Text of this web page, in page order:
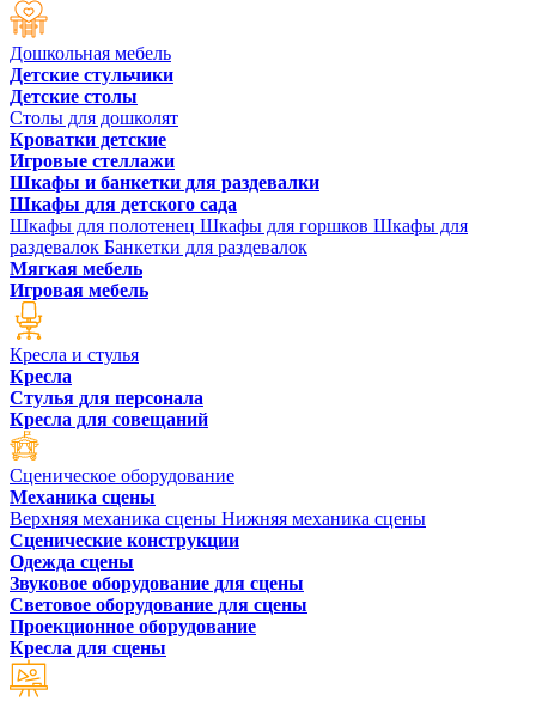
Дошкольная мебель
Детские стульчики
Детские столы
Столы для дошколят
Кроватки детские
Игровые стеллажи
Шкафы и банкетки для раздевалки
Шкафы для детского сада
Шкафы для полотенец Шкафы для горшков Шкафы для
раздевалок Банкетки для раздевалок
Мягкая мебель
Игровая мебель
Кресла и стулья
Кресла
Стулья для персонала
Кресла для совещаний
Сценическое оборудование
Механика сцены
Верхняя механика сцены Нижняя механика сцены
Сценические конструкции
Одежда сцены
Звуковое оборудование для сцены
Световое оборудование для сцены
Проекционное оборудование
Кресла для сцены